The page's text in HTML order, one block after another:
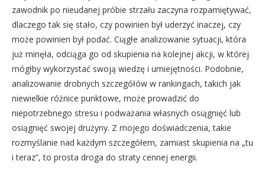
zawodnik po nieudanej próbie strzału zaczyna rozpamiętywać,
dlaczego tak się stało, czy powinien był uderzyć inaczej, czy
może powinien był podać. Ciągłe analizowanie sytuacji, która
już minęła, odciąga go od skupienia na kolejnej akcji, w której
mógłby wykorzystać swoją wiedzę i umiejętności. Podobnie,
analizowanie drobnych szczegółów w rankingach, takich jak
niewielkie różnice punktowe, może prowadzić do
niepotrzebnego stresu i podważania własnych osiągnięć lub
osiągnięć swojej drużyny. Z mojego doświadczenia, takie
rozmyślanie nad każdym szczegółem, zamiast skupienia na „tu
i teraz”, to prosta droga do straty cennej energii.